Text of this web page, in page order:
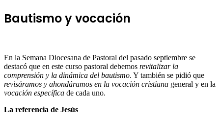
Bautismo y vocación
En la Semana Diocesana de Pastoral del pasado septiembre se
destacó que en este curso pastoral debemos revitalizar la
comprensión y la dinámica del bautismo. Y también se pidió que
revisáramos y ahondáramos en la vocación cristiana general y en la
vocación específica de cada uno.
La referencia de Jesús